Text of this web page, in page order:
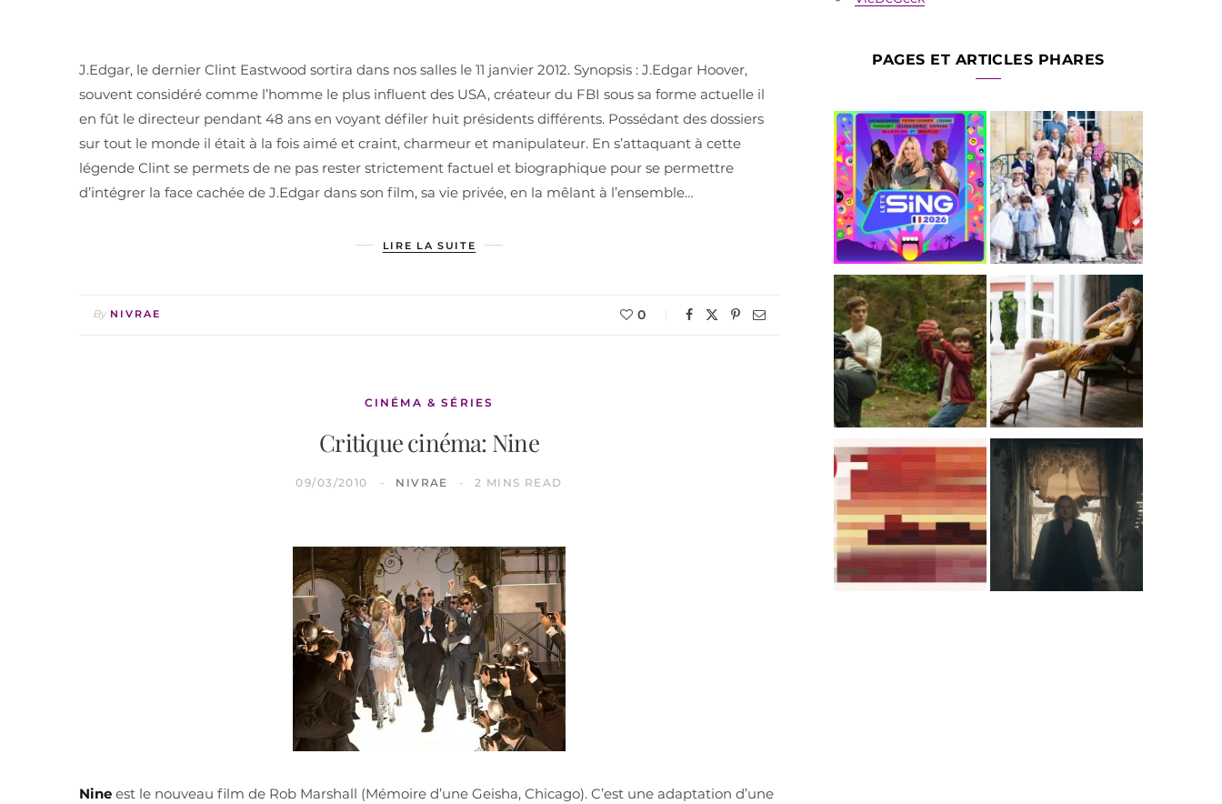
J.Edgar, le dernier Clint Eastwood sortira dans nos salles le 11 janvier 2012. Synopsis : J.Edgar Hoover,
souvent considéré comme l’homme le plus influent des USA, créateur du FBI sous sa forme actuelle il
en fût le directeur pendant 48 ans en voyant défiler huit présidents différents. Possédant des dossiers
sur tout le monde il était à la fois aimé et craint, charmeur et manipulateur. En s’attaquant à cette
légende Clint se permets de ne pas rester strictement factuel et biographique pour se permettre
d’intégrer la face cachée de J.Edgar dans son film, sa vie privée, en la mêlant à l’ensemble…
LIRE LA SUITE
By NIVRAE 0
CINÉMA & SÉRIES
Critique cinéma: Nine
09/03/2010 NIVRAE 2 MINS READ
Nine est le nouveau film de Rob Marshall (Mémoire d’une Geisha, Chicago). C’est une adaptation d’une
PAGES ET ARTICLES PHARES